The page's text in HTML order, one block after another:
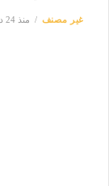
غير مصنف منذ 24 دقيقة